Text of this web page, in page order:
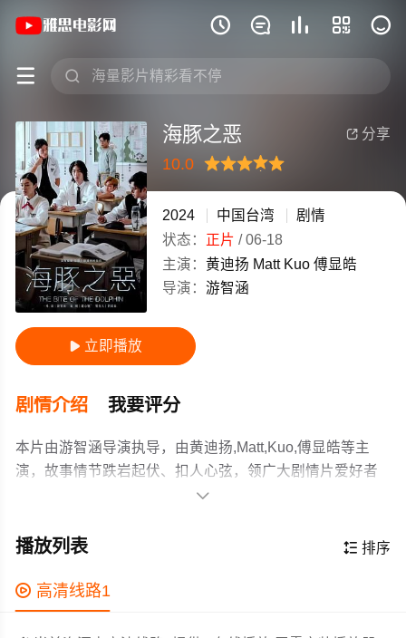
    
 
《海豚之恶》(2024)中国台湾汉语普通
 分享
海豚之恶
10.0
很差较差还行推荐
力荐
2024 中国台湾
剧情
状态： 正片 /06-18
主演： 黄迪扬 Matt Kuo 傅显皓
导演： 游智涵
 立即播放
剧情介绍 我要评分
本片由游智涵导演执导，由黄迪扬,Matt,Kuo,傅显皓等主
演，故事情节跌岩起伏、扣人心弦，领广大剧情片爱好者
体，引出五名留在学校的嫌疑犯。是他杀？尸体找不到他
距离，并找不到触手可及的垫脚物。刑警抽丝剥茧，发现
该班存在的霸凌问题及渐渐浮上台面的人际关系。深受学
作为一部 上映的剧情电影，在当期同类题材影片中具有一
定的看点，在演员表现和剧情架构上也都有不错的亮点，

 排序
播放列表
 高清线路1